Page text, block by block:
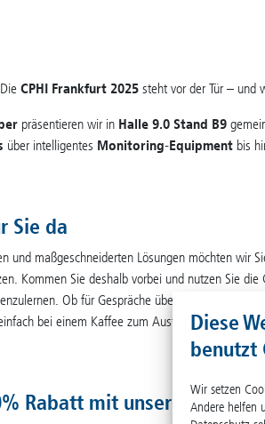
CPHI Frankfurt 2025 steht vor der Tür – und
präsentieren wir in Halle 9.0 Stand B9
über intelligentes Monitoring-Equipment bis
Sie da
und maßgeschneiderten Lösungen möchten wir
Kommen Sie deshalb vorbei und nutzen Sie die
Ob für Gespräche über aktuelle
bei einem Kaffee zum Austausch über die
Rabatt mit unserem Code)
Diese
benutzt
Wir setzen
Andere helfen